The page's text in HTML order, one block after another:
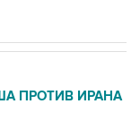
ПРОТИВ ИРАНА